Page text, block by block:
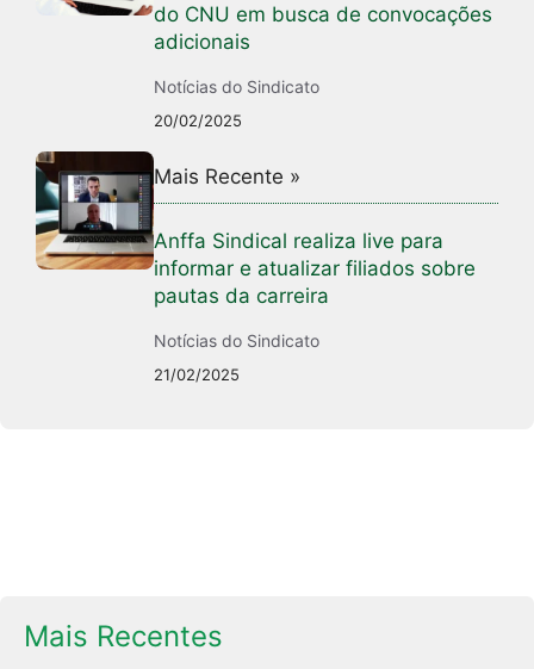
do CNU em busca de convocações
adicionais
Notícias do Sindicato
20/02/2025
Mais Recente »
Anffa Sindical realiza live para
informar e atualizar filiados sobre
pautas da carreira
Notícias do Sindicato
21/02/2025
Mais Recentes